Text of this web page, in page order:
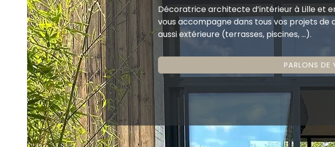
Décoratrice architecte d’intérieur à Lille et
vous accompagne dans tous vos projets
aussi extérieure (terrasses, piscines, …).
PARLONS DE